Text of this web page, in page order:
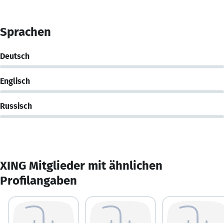
Sprachen
Deutsch
Englisch
Russisch
XING Mitglieder mit ähnlichen
Profilangaben